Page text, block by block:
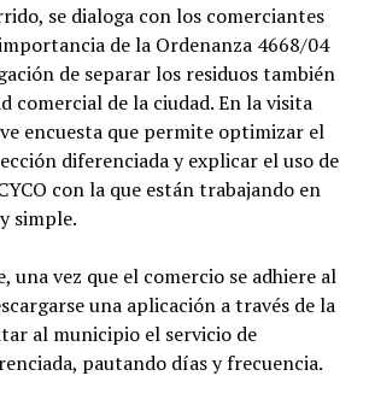
se dialoga con los comerciantes
de la Ordenanza 4668/04
de separar los residuos también
comercial de la ciudad. En la visita
encuesta que permite optimizar el
diferenciada y explicar el uso de
con la que están trabajando en
simple.
una vez que el comercio se adhiere al
una aplicación a través de la
al municipio el servicio de
pautando días y frecuencia.